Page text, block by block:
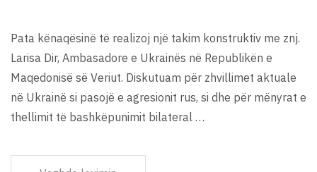
Pata kënaqësinë të realizoj një takim konstruktiv me znj.
Larisa Dir, Ambasadore e Ukrainës në Republikën e
Maqedonisë së Veriut. Diskutuam për zhvillimet aktuale
në Ukrainë si pasojë e agresionit rus, si dhe për mënyrat e
thellimit të bashkëpunimit bilateral …